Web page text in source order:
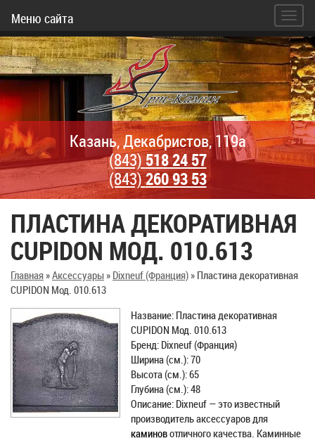
Меню сайта
Казань, Декабристов, 119а
(843)518 24 57
(843)260 93 53
ПЛАСТИНА ДЕКОРАТИВНАЯ
CUPIDON МОД. 010.613
Главная»Аксессуары» Dixneuf (Франция)» Пластина декоративная
CUPIDON Мод. 010.613
Название: Пластина декоративная
CUPIDON Мод. 010.613
Бренд: Dixneuf (Франция)
Ширина (см.): 70
Высота (см.): 65
Глубина (см.): 48
Описание: Dixneuf — это известный
производитель аксессуаров для
каминовотличного качества. Каминные